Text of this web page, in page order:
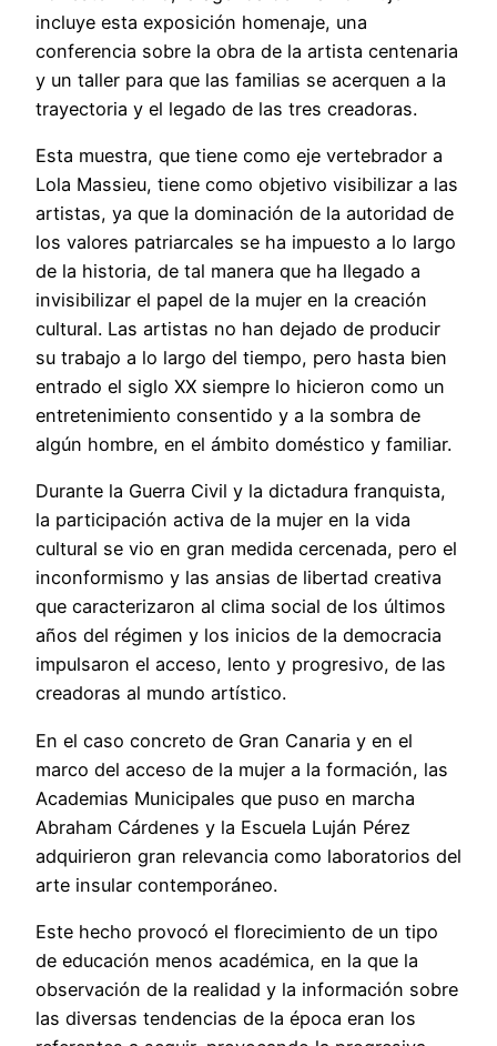
incluye esta exposición homenaje, una
conferencia sobre la obra de la artista centenaria
y un taller para que las familias se acerquen a la
trayectoria y el legado de las tres creadoras.
Esta muestra, que tiene como eje vertebrador a
Lola Massieu, tiene como objetivo visibilizar a las
artistas, ya que la dominación de la autoridad de
los valores patriarcales se ha impuesto a lo largo
de la historia, de tal manera que ha llegado a
invisibilizar el papel de la mujer en la creación
cultural. Las artistas no han dejado de producir
su trabajo a lo largo del tiempo, pero hasta bien
entrado el siglo XX siempre lo hicieron como un
entretenimiento consentido y a la sombra de
algún hombre, en el ámbito doméstico y familiar.
Durante la Guerra Civil y la dictadura franquista,
la participación activa de la mujer en la vida
cultural se vio en gran medida cercenada, pero el
inconformismo y las ansias de libertad creativa
que caracterizaron al clima social de los últimos
años del régimen y los inicios de la democracia
impulsaron el acceso, lento y progresivo, de las
creadoras al mundo artístico.
En el caso concreto de Gran Canaria y en el
marco del acceso de la mujer a la formación, las
Academias Municipales que puso en marcha
Abraham Cárdenes y la Escuela Luján Pérez
adquirieron gran relevancia como laboratorios del
arte insular contemporáneo.
Este hecho provocó el florecimiento de un tipo
de educación menos académica, en la que la
observación de la realidad y la información sobre
las diversas tendencias de la época eran los